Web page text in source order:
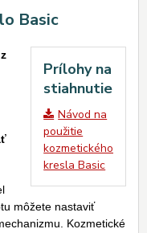
Basic
Prílohy na
stiahnutie
Návod na
použitie
kozmetického
kresla Basic
môžete nastaviť
Kozmetické